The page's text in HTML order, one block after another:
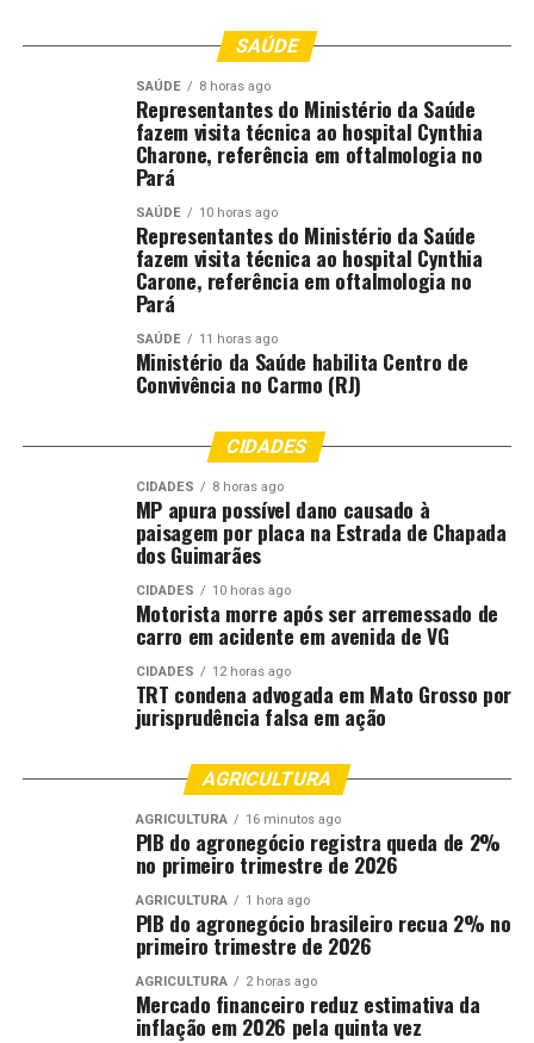
RELATED TOPICS: AGRICULTURA CLIMÁTICOS
DESTAQUE
ENFRENTAM PRODUTORES RISCOS
RURAL
SEM
Acordo entre Estados Unidos e Irã derruba preços do
diesel e da gasolina no Brasil
Reino Unido anuncia bloqueio a produtos agrícolas
ligados a desmatamento
SAÚDE
SAÚDE 8 horas ago
Representantes do Ministério da Saúde
fazem visita técnica ao hospital Cynthia
Charone, referência em oftalmologia no
Pará
SAÚDE 10 horas ago
Representantes do Ministério da Saúde
fazem visita técnica ao hospital Cynthia
Carone, referência em oftalmologia no
Pará
SAÚDE 11 horas ago
Ministério da Saúde habilita Centro de
Convivência no Carmo (RJ)
CIDADES
CIDADES 8 horas ago
MP apura possível dano causado à
paisagem por placa na Estrada de Chapada
dos Guimarães
CIDADES 10 horas ago
Motorista morre após ser arremessado de
carro em acidente em avenida de VG
CIDADES 12 horas ago
TRT condena advogada em Mato Grosso por
jurisprudência falsa em ação
AGRICULTURA
AGRICULTURA 16 minutos ago
PIB do agronegócio registra queda de 2%
no primeiro trimestre de 2026
AGRICULTURA 1 hora ago
PIB do agronegócio brasileiro recua 2% no
primeiro trimestre de 2026
AGRICULTURA 2 horas ago
Mercado financeiro reduz estimativa da
inflação em 2026 pela quinta vez